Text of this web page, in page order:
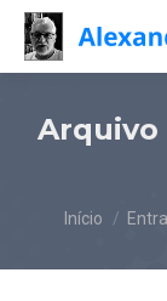
Arquivo
Você está
Início